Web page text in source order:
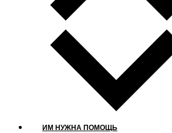
ИМ НУЖНА ПОМОЩЬ